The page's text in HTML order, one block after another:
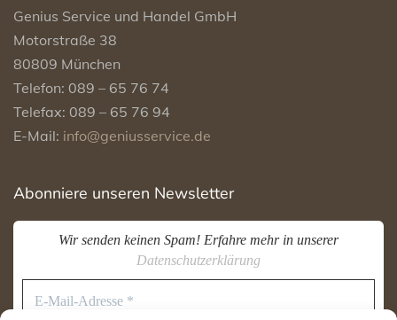
Genius Service und Handel GmbH
Motorstraße 38
80809 München
Telefon: 089 – 65 76 74
Telefax: 089 – 65 76 94
E-Mail: info@geniusservice.de
Abonniere unseren Newsletter
Wir senden keinen Spam! Erfahre mehr in unserer
Datenschutzerklärung
E-